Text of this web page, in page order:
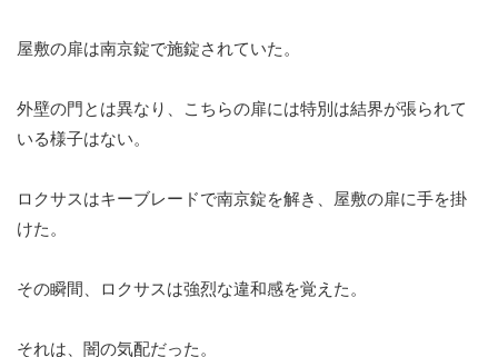
屋敷の扉は南京錠で施錠されていた。
外壁の門とは異なり、こちらの扉には特別は結界が張られて
いる様子はない。
ロクサスはキーブレードで南京錠を解き、屋敷の扉に手を掛
けた。
その瞬間、ロクサスは強烈な違和感を覚えた。
それは、闇の気配だった。